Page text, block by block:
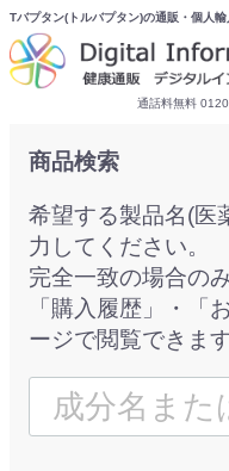
Tバプタン(トルバプタン)の通販・個人輸
通話料無料
商品検索
希望する製品名(医
力してください。
完全一致の場合の
「購入履歴」・「
ージで閲覧できます